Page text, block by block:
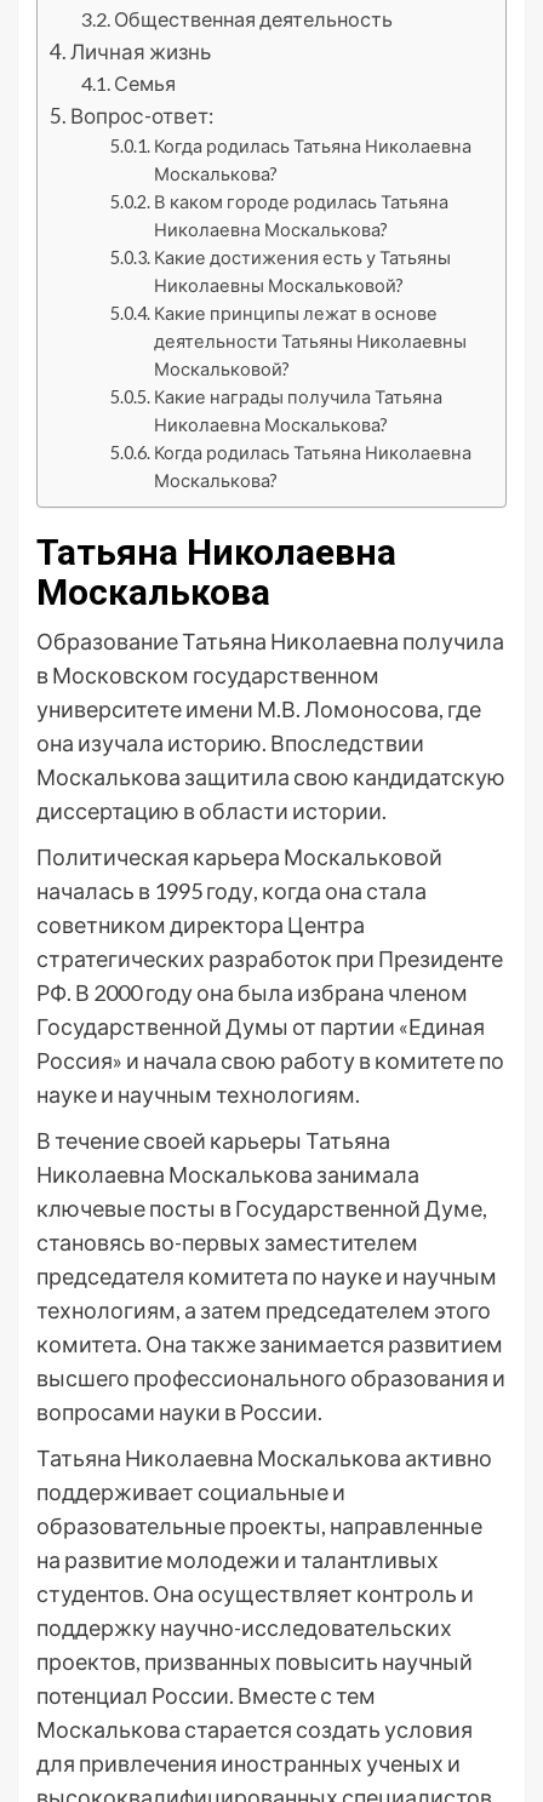
Общественная деятельность
Личная жизнь
Семья
Вопрос-ответ:
Когда родилась Татьяна Николаевна
Москалькова?
В каком городе родилась Татьяна
Николаевна Москалькова?
Какие достижения есть у Татьяны
Николаевны Москальковой?
Какие принципы лежат в основе
деятельности Татьяны Николаевны
Москальковой?
Какие награды получила Татьяна
Николаевна Москалькова?
Когда родилась Татьяна Николаевна
Москалькова?
Татьяна Николаевна
Москалькова
Образование Татьяна Николаевна получила
в Московском государственном
университете имени М.В. Ломоносова, где
она изучала историю. Впоследствии
Москалькова защитила свою кандидатскую
диссертацию в области истории.
Политическая карьера Москальковой
началась в 1995 году, когда она стала
советником директора Центра
стратегических разработок при Президенте
РФ. В 2000 году она была избрана членом
Государственной Думы от партии «Единая
Россия» и начала свою работу в комитете по
науке и научным технологиям.
В течение своей карьеры Татьяна
Николаевна Москалькова занимала
ключевые посты в Государственной Думе,
становясь во-первых заместителем
председателя комитета по науке и научным
технологиям, а затем председателем этого
комитета. Она также занимается развитием
высшего профессионального образования и
вопросами науки в России.
Татьяна Николаевна Москалькова активно
поддерживает социальные и
образовательные проекты, направленные
на развитие молодежи и талантливых
студентов. Она осуществляет контроль и
поддержку научно-исследовательских
проектов, призванных повысить научный
потенциал России. Вместе с тем
Москалькова старается создать условия
для привлечения иностранных ученых и